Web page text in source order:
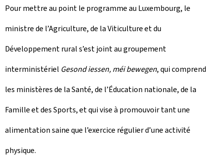
Pour mettre au point le programme au Luxembourg, le
ministre de l’Agriculture, de la Viticulture et du
Développement rural s’est joint au groupement
interministériel Gesond iessen, méi bewegen, qui comprend
les ministères de la Santé, de l’Éducation nationale, de la
Famille et des Sports, et qui vise à promouvoir tant une
alimentation saine que l’exercice régulier d’une activité
physique.